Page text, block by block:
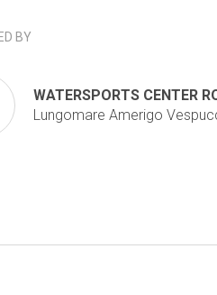
BY
WATERSPORTS CENTER
Lungomare Amerigo